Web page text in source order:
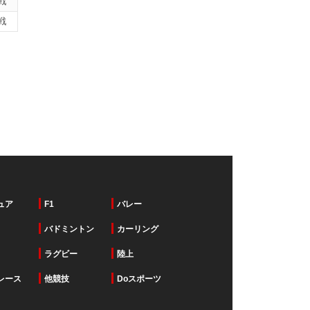
ア F1 バレー
バドミントン カーリング
ラグビー 陸上
ース 他競技 Doスポーツ